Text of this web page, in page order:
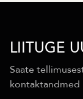
LIITUGE
Saate
kontaktandmed